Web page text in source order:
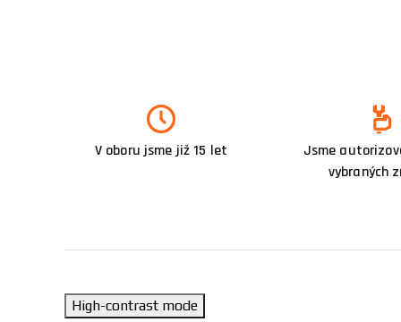
V oboru jsme již 15 let
Jsme
vybraných
High-contrast mode